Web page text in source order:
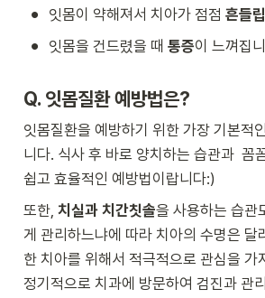
• 잇몸이 약해져서 치아가 점점 흔들
• 잇몸을 건드렸을 때 통증이 느껴집
Q. 잇몸질환 예방법은?
잇몸질환을 예방하기 위한 가장 기본적
니다. 식사 후 바로 양치하는 습관과  꼼
쉽고 효율적인 예방법이랍니다:)
또한, 치실과 치간칫솔을 사용하는 습관
게 관리하느냐에 따라 치아의 수명은 달
한 치아를 위해서 적극적으로 관심을 가
정기적으로 치과에 방문하여 검진과 관